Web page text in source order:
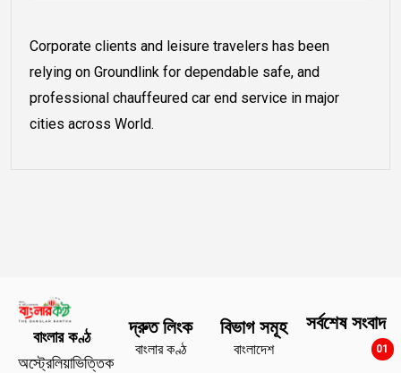
Corporate clients and leisure travelers has been
relying on Groundlink for dependable safe, and
professional chauffeured car end service in major
cities across World.
বাংলার কণ্ঠ
অস্ট্রেলিয়াভিত্তিক
দ্রুত লিংক
বাংলার কণ্ঠ
বিভাগ সমূহ
বাংলাদেশ
সর্বশেষ সংবাদ
01